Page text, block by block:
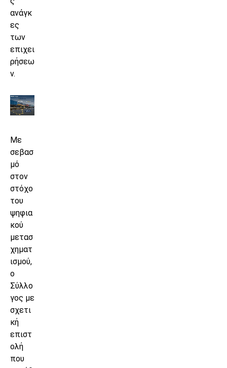
ανάγκ
ες
των
επιχει
ρήσεω
ν.
Με
σεβασ
μό
στον
στόχο
του
ψηφια
κού
μετασ
χηματ
ισμού,
ο
Σύλλο
γος με
σχετι
κή
επιστ
ολή
που